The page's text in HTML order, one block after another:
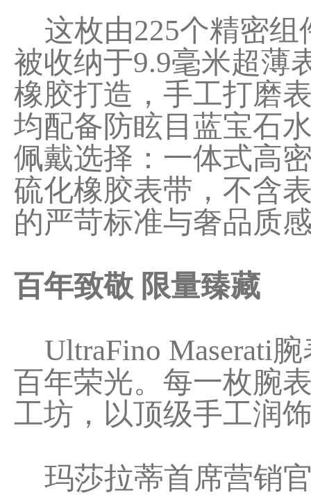
这枚由225个精密组
被收纳于9.9毫米超薄
橡胶打造，手工打磨
均配备防眩目蓝宝石
佩戴选择：一体式高
硫化橡胶表带，不含
的严苛标准与奢品质
百年致敬 限量臻藏
UltraFino Maserati
百年荣光。每一枚腕
工坊，以顶级手工润
玛莎拉蒂首席营销